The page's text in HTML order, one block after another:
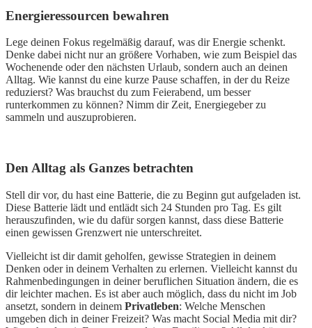
Energieressourcen bewahren
Lege deinen Fokus regelmäßig darauf, was dir Energie schenkt.
Denke dabei nicht nur an größere Vorhaben, wie zum Beispiel das
Wochenende oder den nächsten Urlaub, sondern auch an deinen
Alltag. Wie kannst du eine kurze Pause schaffen, in der du Reize
reduzierst? Was brauchst du zum Feierabend, um besser
runterkommen zu können? Nimm dir Zeit, Energiegeber zu
sammeln und auszuprobieren.
Den Alltag als Ganzes betrachten
Stell dir vor, du hast eine Batterie, die zu Beginn gut aufgeladen ist.
Diese Batterie lädt und entlädt sich 24 Stunden pro Tag. Es gilt
herauszufinden, wie du dafür sorgen kannst, dass diese Batterie
einen gewissen Grenzwert nie unterschreitet.
Vielleicht ist dir damit geholfen, gewisse Strategien in deinem
Denken oder in deinem Verhalten zu erlernen. Vielleicht kannst du
Rahmenbedingungen in deiner beruflichen Situation ändern, die es
dir leichter machen. Es ist aber auch möglich, dass du nicht im Job
ansetzt, sondern in deinem Privatleben: Welche Menschen
umgeben dich in deiner Freizeit? Was macht Social Media mit dir?